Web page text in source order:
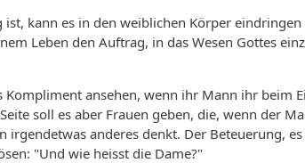
kann es in den weiblichen Körper
Leben den Auftrag, in das Wesen Gottes
Kompliment ansehen, wenn ihr Mann ihr beim
soll es aber Frauen geben, die, wenn der
irgendetwas anderes denkt. Der Beteuerung,
"Und wie heisst die Dame?"